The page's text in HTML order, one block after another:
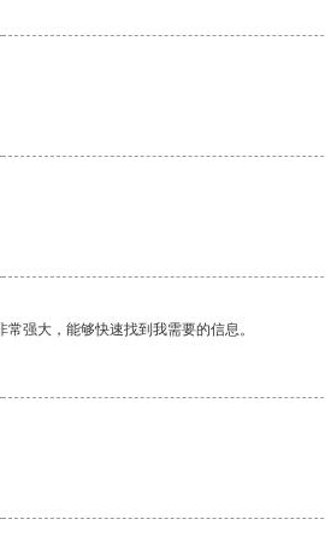
强大，能够快速找到我需要的信息。